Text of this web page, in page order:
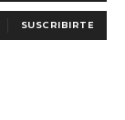
SUSCRIBIRTE